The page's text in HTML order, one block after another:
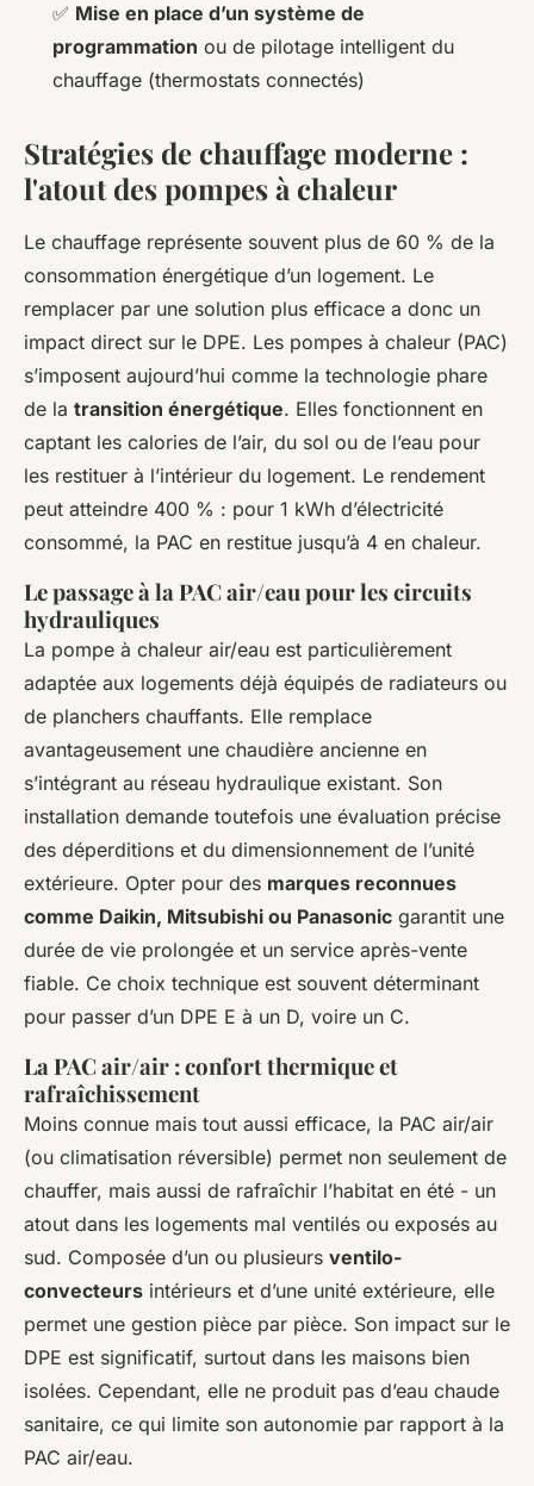
✅ Mise en place d’un système de
programmation ou de pilotage intelligent du
chauffage (thermostats connectés)
Stratégies de chauffage moderne :
l'atout des pompes à chaleur
Le chauffage représente souvent plus de 60 % de la
consommation énergétique d’un logement. Le
remplacer par une solution plus efficace a donc un
impact direct sur le DPE. Les pompes à chaleur (PAC)
s’imposent aujourd’hui comme la technologie phare
de la transition énergétique. Elles fonctionnent en
captant les calories de l’air, du sol ou de l’eau pour
les restituer à l’intérieur du logement. Le rendement
peut atteindre 400 % : pour 1 kWh d’électricité
consommé, la PAC en restitue jusqu’à 4 en chaleur.
Le passage à la PAC air/eau pour les circuits
hydrauliques
La pompe à chaleur air/eau est particulièrement
adaptée aux logements déjà équipés de radiateurs ou
de planchers chauffants. Elle remplace
avantageusement une chaudière ancienne en
s’intégrant au réseau hydraulique existant. Son
installation demande toutefois une évaluation précise
des déperditions et du dimensionnement de l’unité
extérieure. Opter pour des marques reconnues
comme Daikin, Mitsubishi ou Panasonic garantit une
durée de vie prolongée et un service après-vente
fiable. Ce choix technique est souvent déterminant
pour passer d’un DPE E à un D, voire un C.
La PAC air/air : confort thermique et
rafraîchissement
Moins connue mais tout aussi efficace, la PAC air/air
(ou climatisation réversible) permet non seulement de
chauffer, mais aussi de rafraîchir l’habitat en été - un
atout dans les logements mal ventilés ou exposés au
sud. Composée d’un ou plusieurs ventilo-
convecteurs intérieurs et d’une unité extérieure, elle
permet une gestion pièce par pièce. Son impact sur le
DPE est significatif, surtout dans les maisons bien
isolées. Cependant, elle ne produit pas d’eau chaude
sanitaire, ce qui limite son autonomie par rapport à la
PAC air/eau.